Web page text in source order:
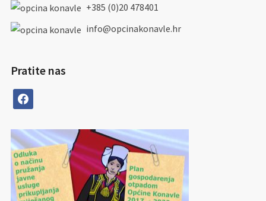
+385 (0)20 478401
info@opcinakonavle.hr
Pratite nas
facebook